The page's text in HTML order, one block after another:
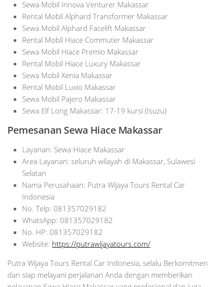
Sewa Mobil Innova Venturer Makassar
Rental Mobil Alphard Transformer Makassar
Sewa Mobil Alphard Facelift Makassar
Rental Mobil Hiace Commuter Makassar
Sewa Mobil Hiace Premio Makassar
Rental Mobil Hiace Luxury Makassar
Sewa Mobil Xenia Makassar
Rental Mobil Luxio Makassar
Sewa Mobil Pajero Makassar
Sewa Elf Long Makassar: 17-19 kursi (Isuzu)
Pemesanan Sewa Hiace Makassar
Layanan: Sewa Hiace Makassar
Area Layanan: seluruh wilayah di Makassar, Sulawesi
Selatan
Nama Perusahaan: Putra Wijaya Tours Rental Car
Indonesia
No. Telp: 081357029182
WhatsApp: 081357029182
No. HP: 081357029182
Website: https://putrawijayatours.com/
Putra Wijaya Tours Rental Car Indonesia, selalu Berkomitmen
dan siap melayani perjalanan Anda dengan memberikan